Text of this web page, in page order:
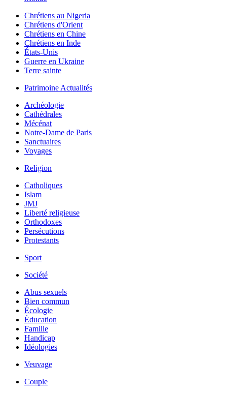
Chrétiens au Nigeria
Chrétiens d'Orient
Chrétiens en Chine
Chrétiens en Inde
États-Unis
Guerre en Ukraine
Terre sainte
Patrimoine Actualités
Archéologie
Cathédrales
Mécénat
Notre-Dame de Paris
Sanctuaires
Voyages
Religion
Catholiques
Islam
JMJ
Liberté religieuse
Orthodoxes
Persécutions
Protestants
Sport
Société
Abus sexuels
Bien commun
Écologie
Éducation
Famille
Handicap
Idéologies
Veuvage
Couple